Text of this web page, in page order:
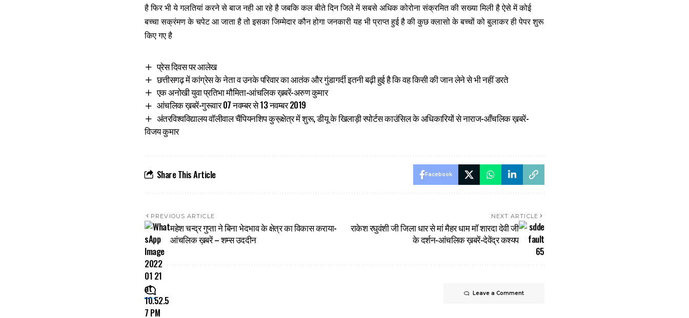
है फिर भी ये गलतियां करने से बाज नही आ रहे है जबकि कल बीते दिन जिले में सबसे अधिक कोरोना संक्रमित की सख्या मिली है ऐसे में कोई
बच्चा सक्रंमण के चपेट आ जाता है तो इसका जिम्मेदार कौन होगा जनकारी यह भी प्राप्त हुई है की कुछ क्लासो के बच्चों को बुलाकर ही पेपर शुरू
किए गए है
प्रेस दिवस पर आलेख
छत्तीसगढ़ में कांग्रेस के नेता व उनके परिवार का आतंक और गुंडागर्दी इतनी बढ़ी हुई है कि वह किसी की जान लेने से भी नहीं डरते
एक अनोखी युवा प्रतिभा मौमिता-आंचलिक ख़बरें-अरुण कुमार
आंचलिक ख़बरें-गुरूवार 07 नवम्बर से 13 नवम्बर 2019
अंतरविश्वविद्यालय वॉलीवाल चैंपियनशिप कुरू़क्षेत्र में शुरू, डीयू के खिलाड़ी स्पोर्टस काउंसिल के अधिकारियों से नाराज-आँचलिक ख़बरें-
विजय कुमार
Share This Article Facebook
PREVIOUS ARTICLE
महेश चन्द्र गुप्ता ने बिना भेदभाव के क्षेत्र का विकास कराया-
आंचलिक ख़बरें – शम्स उददीन
NEXT ARTICLE
राकेश रघुवंशी जी जिला धार से मां मैहर धाम मॉ शारदा देवी जी
के दर्शन-आंचलिक ख़बरें-देवेंद्र कश्यप
Leave a Comment